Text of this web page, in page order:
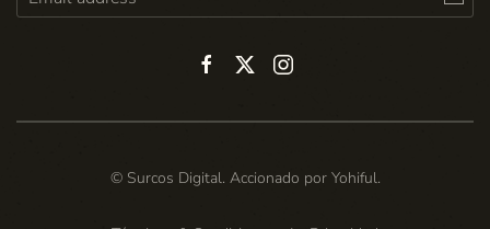
© Surcos Digital. Accionado por Yohiful.